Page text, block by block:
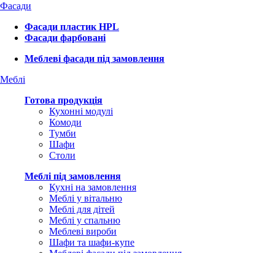
Фасади
Фасади пластик HPL
Фасади фарбовані
Меблеві фасади під замовлення
Меблі
Готова продукція
Кухонні модулі
Комоди
Тумби
Шафи
Столи
Меблі під замовлення
Кухні на замовлення
Меблі у вітальню
Меблі для дітей
Меблі у спальню
Меблеві вироби
Шафи та шафи-купе